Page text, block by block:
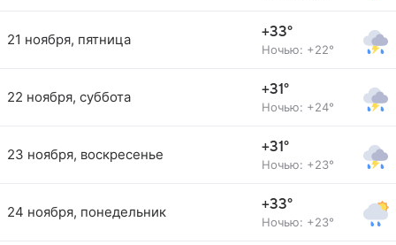
21 ноября, пятница +33°
Ночью: +22°
22 ноября, суббота +31°
Ночью: +24°
23 ноября, воскресенье +31°
Ночью: +23°
24 ноября, понедельник +33°
Ночью: +23°